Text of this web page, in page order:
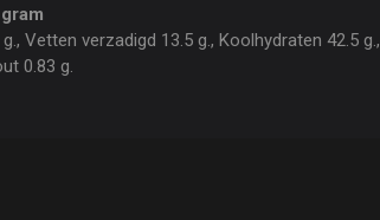
Vetten verzadigd 13.5 g., Koolhydraten 42.5 g.,
0.83 g.